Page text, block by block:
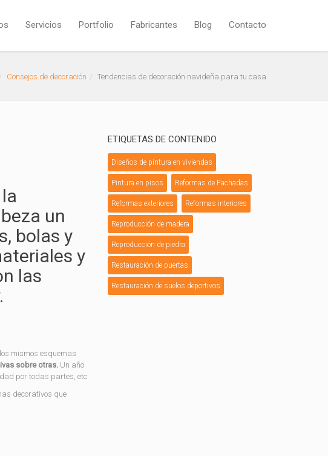
Servicios Portfolio Fabricantes Blog Contacto
Consejos de decoración Tendencias de decoración navideña para tu casa
un
bolas y
y
las
mismos esquemas
sobre otras. Un año
por todas partes, etc.
decorativos que
ETIQUETAS DE CONTENIDO
Diseños de pintura en viviendas
Pintura en pisos Reformas de Fachadas
Reformas exteriores Reformas interiores
Reproducción de madera
Reproducción de piedra
Restauración de puertas
Restauración de suelos deportivos